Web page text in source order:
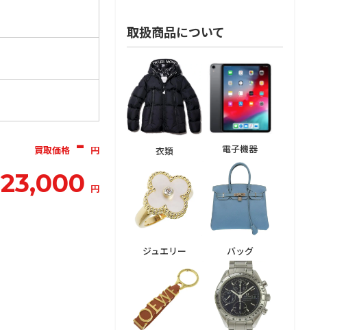
買取価格 - 円
23,000 円
取扱商品について
衣類 電子機器
ジュエリー バッグ